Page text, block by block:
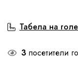
Табела на
3 посетители